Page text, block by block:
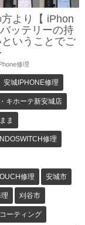
より【 iPhon
ッテリーの持
いうことでご
修理
安城IPHONE修理
キホーテ新安城店
ま
修理
修理 安城市
刈谷市
ーティング